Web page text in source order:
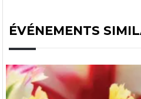
ÉVÉNEMENTS